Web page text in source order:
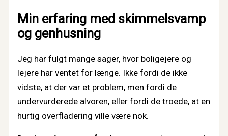
Min erfaring med skimmelsvamp
og genhusning
Jeg har fulgt mange sager, hvor boligejere og
lejere har ventet for længe. Ikke fordi de ikke
vidste, at der var et problem, men fordi de
undervurderede alvoren, eller fordi de troede, at en
hurtig overfladering ville være nok.